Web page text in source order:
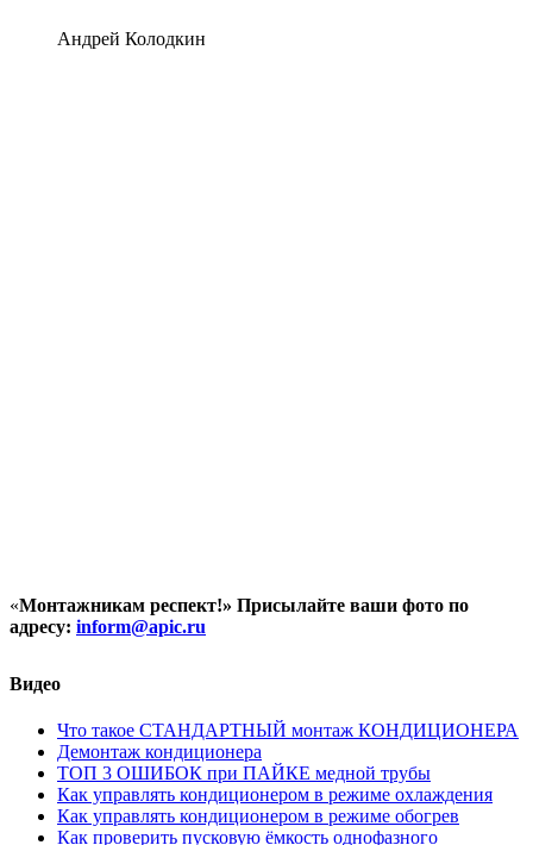
Андрей Колодкин
«Монтажникам респект!» Присылайте ваши фото по
адресу: inform@apic.ru
Видео
Что такое СТАНДАРТНЫЙ монтаж КОНДИЦИОНЕРА
Демонтаж кондиционера
ТОП 3 ОШИБОК при ПАЙКЕ медной трубы
Как управлять кондиционером в режиме охлаждения
Как управлять кондиционером в режиме обогрев
Как проверить пусковую ёмкость однофазного